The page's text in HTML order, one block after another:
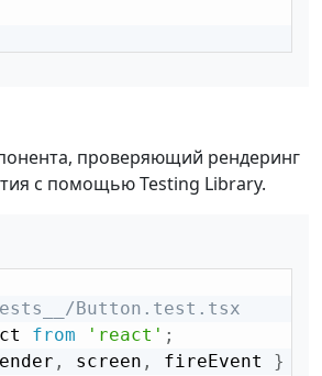
проверяющий рендеринг
с помощью Testing Library.
Button.test.tsx
from 'react' ;
, screen , fireEvent }